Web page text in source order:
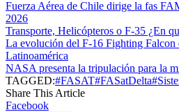
Fuerza Aérea de Chile dirige la fas
2026
Transporte, Helicópteros o F-35 ¿En
La evolución del F-16 Fighting Falcon
Latinoamérica
NASA presenta la tripulación para la
TAGGED:#FASAT#FASatDelta
Share This Article
Facebook